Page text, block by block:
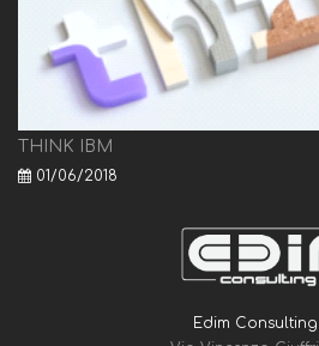
THINK IBM
01/06/2018
Edim Consulting